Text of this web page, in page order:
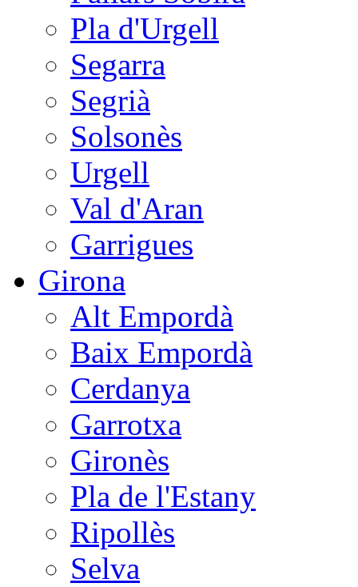
Pla d'Urgell
Segarra
Segrià
Solsonès
Urgell
Val d'Aran
Garrigues
Girona
Alt Empordà
Baix Empordà
Cerdanya
Garrotxa
Gironès
Pla de l'Estany
Ripollès
Selva